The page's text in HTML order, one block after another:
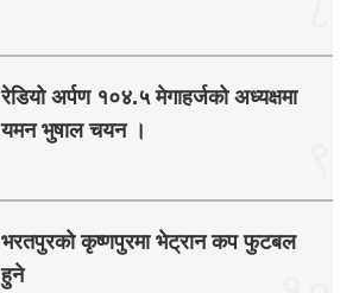
रेडियो अर्पण १०४.५ मेगाहर्जको अध्यक्षमा
यमन भुषाल चयन ।
भरतपुरको कृष्णपुरमा भेट्रान कप फुटबल
हुने